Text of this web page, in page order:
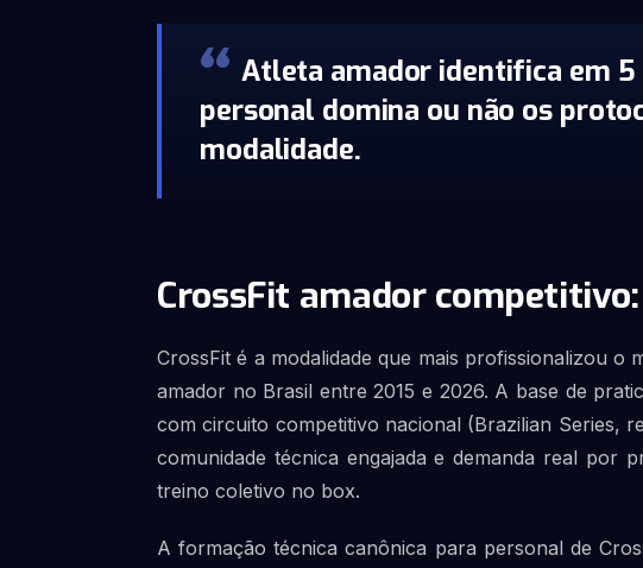
Atleta amador identifica em 5
personal domina ou não os
modalidade.
CrossFit amador competitivo:
CrossFit é a modalidade que mais profissionalizou o
amador no Brasil entre 2015 e 2026. A base de
com circuito competitivo nacional (Brazilian Series,
comunidade técnica engajada e demanda real por
treino coletivo no box.
A formação técnica canônica para personal de